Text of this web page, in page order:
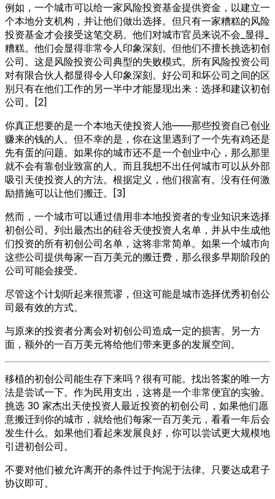
例如，一个城市可以给一家风险投资基金提供资金，以建立一
个本地分支机构，并让他们做出选择。但只有一家糟糕的风险
投资基金才会接受这笔交易。他们对城市官员来说不会_显得_
糟糕。他们会显得非常令人印象深刻。但他们不擅长挑选初创
公司。这是风险投资公司典型的失败模式。所有风险投资公司
对有限合伙人都显得令人印象深刻。好公司和坏公司之间的区
别只有在他们工作的另一半中才能显现出来：选择和建议初创
公司。[2]
你真正想要的是一个本地天使投资人池——那些投资自己创业
赚来的钱的人。但不幸的是，你在这里遇到了一个先有鸡还是
先有蛋的问题。如果你的城市还不是一个创业中心，那么那里
就不会有靠创业致富的人。而且我想不出任何城市可以从外部
吸引天使投资人的方法。根据定义，他们很富有。没有任何激
励措施可以让他们搬迁。[3]
然而，一个城市可以通过借用非本地投资者的专业知识来选择
初创公司。列出最杰出的硅谷天使投资人名单，并从中生成他
们投资的所有初创公司名单，这将非常简单。如果一个城市向
这些公司提供每家一百万美元的搬迁费，那么很多早期阶段的
公司可能会接受。
尽管这个计划听起来很荒谬，但这可能是城市选择优秀初创公
司最有效的方式。
与原来的投资者分离会对初创公司造成一定的损害。另一方
面，额外的一百万美元将给他们带来更多的发展空间。
移植的初创公司能生存下来吗？很有可能。找出答案的唯一方
法是尝试一下。作为民用支出，这将是一个非常便宜的实验。
挑选 30 家杰出天使投资人最近投资的初创公司，如果他们愿
意搬迁到你的城市，就给他们每家一百万美元，看看一年后会
发生什么。如果他们看起来发展良好，你可以尝试更大规模地
引进初创公司。
不要对他们被允许离开的条件过于拘泥于法律。只要达成君子
协议即可。